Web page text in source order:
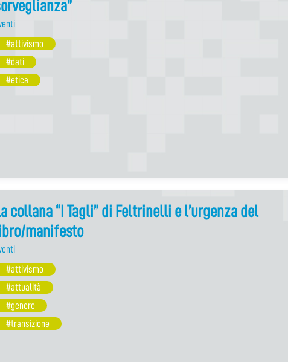
#attivismo
#dati
#etica
collana “I Tagli” di Feltrinelli e l’urgenza del
manifesto
#attivismo
#attualità
#genere
#transizione